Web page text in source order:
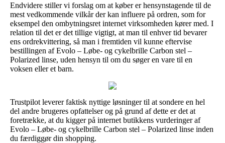
Endvidere stiller vi forslag om at køber er hensynstagende til de
mest vedkommende vilkår der kan influere på ordren, som for
eksempel den ombytningsret internet virksomheden kører med. I
relation til det er det tillige vigtigt, at man til enhver tid bevarer
ens ordrekvittering, så man i fremtiden vil kunne eftervise
bestillingen af Evolo – Løbe- og cykelbrille Carbon stel –
Polarized linse, uden hensyn til om du søger en vare til en
voksen eller et barn.
Trustpilot leverer faktisk nyttige løsninger til at sondere en hel
del andre brugeres opfattelser og på grund af dette er det at
foretrække, at du kigger på internet butikkens vurderinger af
Evolo – Løbe- og cykelbrille Carbon stel – Polarized linse inden
du færdiggør din shopping.